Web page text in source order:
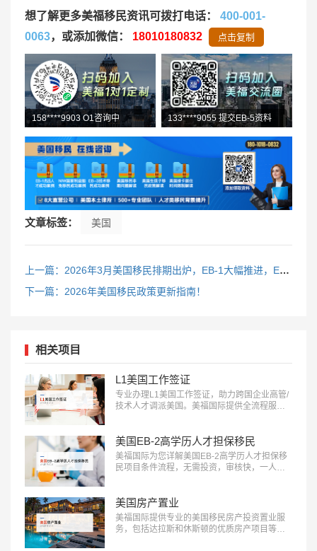
想了解更多美福移民资讯可拨打电话： 400-001-
0063，或添加微信： 18010180832 点击复制
158****9903 O1咨询中 133****9055 提交EB-5资料
文章标签： 美国
上一篇：2026年3月美国移民排期出炉，EB-1大幅推进，EB5新政仍无排期
下一篇：2026年美国移民政策更新指南！
相关项目
L1美国工作签证
专业办理L1美国工作签证，助力跨国企业高管/
技术人才调派美国。美福国际提供全流程服
职业之旅！…
美国EB-2高学历人才担保移民
美福国际为您详解美国EB-2高学历人才担保移
民项目条件流程，无需投资，审核快，一人申
美国房产置业
美福国际提供专业的美国移民房产投资置业服
务，包括达拉斯和休斯顿的优质房产项目等精